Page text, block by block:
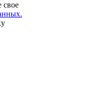
свое